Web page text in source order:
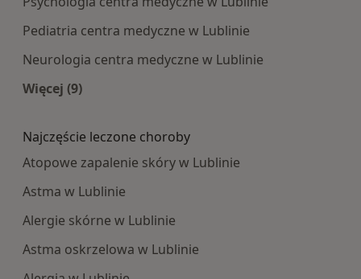
Pediatria centra medyczne w Lublinie
Neurologia centra medyczne w Lublinie
Więcej (9)
Najczęście leczone choroby
Atopowe zapalenie skóry w Lublinie
Astma w Lublinie
Alergie skórne w Lublinie
Astma oskrzelowa w Lublinie